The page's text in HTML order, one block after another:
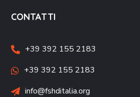
CONTATTI
+39 392 155 2183
+39 392 155 2183
info@fshditalia.org